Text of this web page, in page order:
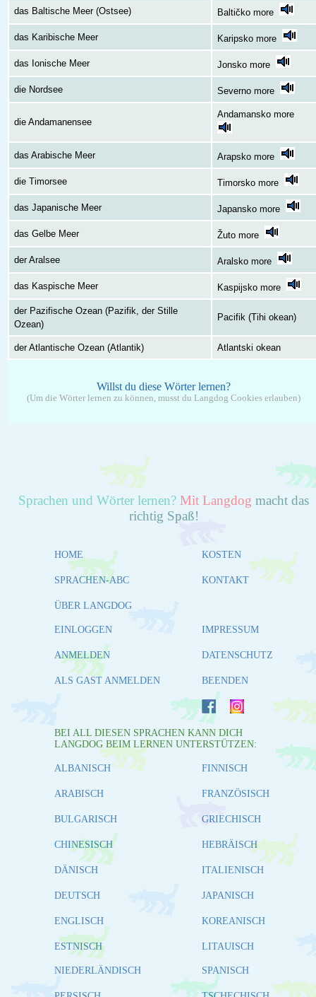
das Baltische Meer (Ostsee) Baltičko more
das Karibische Meer Karipsko more
das Ionische Meer Jonsko more
die Nordsee Severno more
die Andamanensee
Andamansko more
das Arabische Meer Arapsko more
die Timorsee Timorsko more
das Japanische Meer Japansko more
das Gelbe Meer Žuto more
der Aralsee Aralsko more
das Kaspische Meer Kaspijsko more
der Pazifische Ozean (Pazifik, der Stille
Ozean)
Pacifik (Tihi okean)
der Atlantische Ozean (Atlantik) Atlantski okean
Willst du diese Wörter lernen?
(Um die Wörter lernen zu können, musst du Langdog Cookies erlauben)
Sprachen und Wörter lernen? Mit Langdog macht das
richtig Spaß!
HOME
SPRACHEN-ABC
ÜBER LANGDOG
KOSTEN
KONTAKT
EINLOGGEN
ANMELDEN
ALS GAST ANMELDEN
IMPRESSUM
DATENSCHUTZ
BEENDEN
BEI ALL DIESEN SPRACHEN KANN DICH
LANGDOG BEIM LERNEN UNTERSTÜTZEN:
ALBANISCH
ARABISCH
BULGARISCH
CHINESISCH
DÄNISCH
DEUTSCH
ENGLISCH
ESTNISCH
FINNISCH
FRANZÖSISCH
GRIECHISCH
HEBRÄISCH
ITALIENISCH
JAPANISCH
KOREANISCH
LITAUISCH
NIEDERLÄNDISCH SPANISCH